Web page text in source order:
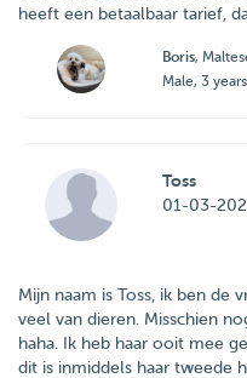
heeft een betaalbaar tarief,
Boris,
Male, 3
Toss
01-03-
Mijn naam is Toss, ik ben de
veel van dieren. Misschien
haha. Ik heb haar ooit mee
dit is inmiddels haar tweede